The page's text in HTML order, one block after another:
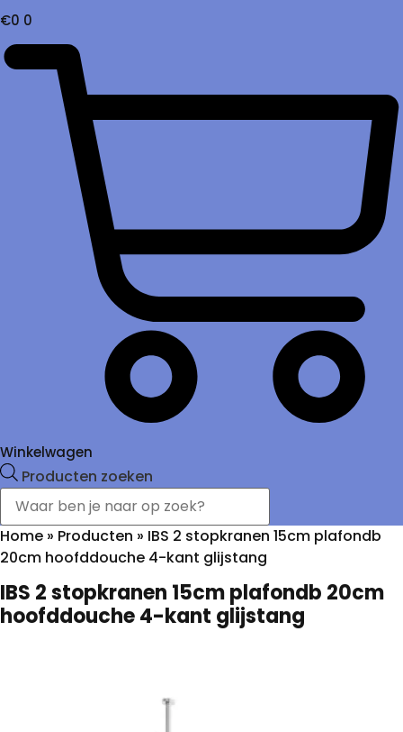
€0 0
Winkelwagen
Producten zoeken
Home » Producten » IBS 2 stopkranen 15cm plafondb
20cm hoofddouche 4-kant glijstang
IBS 2 stopkranen 15cm plafondb 20cm
hoofddouche 4-kant glijstang